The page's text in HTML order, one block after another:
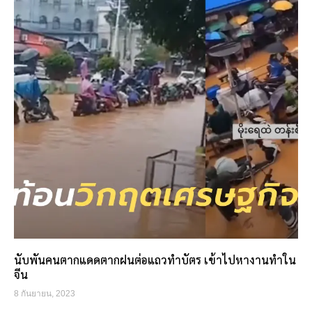
นับพันคนตากแดดตากฝนต่อแถวทำบัตร เข้าไปหางานทำใน
จีน
8 กันยายน, 2023